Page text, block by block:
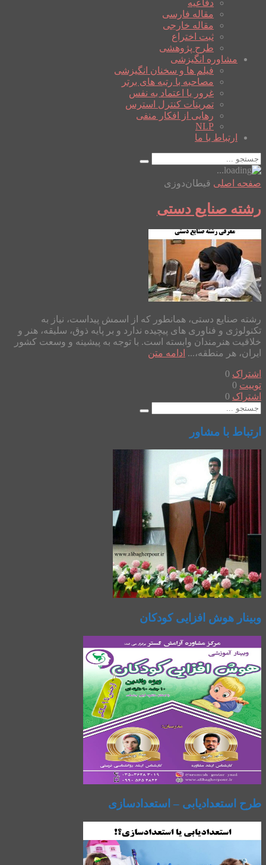
دفاعیه
مقاله فارسی
مقاله خارجی
ثبت اختراع
طرح پژوهشی
مشاوره انگیزشی
فیلم ها و سخنان انگیزشی
مصاحبه با رتبه های برتر
غرور یا اعتماد به نفس
تمرینات کنترل استرس
رهایی از افکار منفی
NLP
ارتباط با ما
صفحه اصلی قیطان‌دوزی
رشته صنایع دستی
رشته صنایع دستی، همانطور که از اسمش پیداست، نیاز به
تکنولوژی و فناوری های پیچیده ندارد و بر پایه ذوق، سلیقه، هنر و
خلاقیت هنرمندان وابسته است. با توجه به پیشینه و وسعت کشور
ایران، هر منطقه،... ادامه متن
اشتراک 0
توییت 0
اشتراک 0
ارتباط با مشاور
وبینار هوش افزایی کودکان
طرح استعدادیابی – استعدادسازی